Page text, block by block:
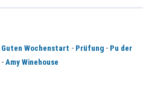
Guten Wochenstart - Prüfung- Pu der
- Amy Winehouse